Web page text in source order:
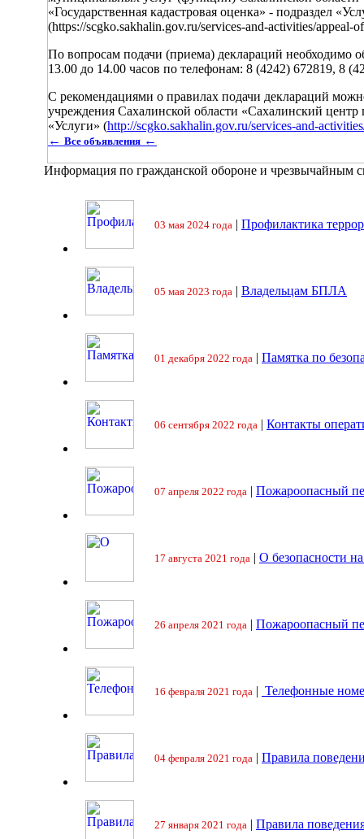
«Государственная кадастровая оценка» - подраздел
(https://scgko.sakhalin.gov.ru/services-and-activities/appeal-
По вопросам подачи (приема) деклараций необходимо
13.00 до 14.00 часов по телефонам: 8 (4242) 672819, 8
С рекомендациями о правилах подачи деклараций
учреждения Сахалинской области «Сахалинский центр
«Услуги» (http://scgko.sakhalin.gov.ru/services-and-
← Все объявления ←
Информация по гражданской обороне и чрезвычайным
03 мая 2024 года | Профилактика
05 мая 2023 года | Владельцам БПЛА
01 декабря 2022 года | Памятка по
06 сентября 2022 года | Контакты
07 апреля 2022 года | Пожароопасный
17 августа 2021 года | О безопасности
26 апреля 2021 года | Пожароопасный
16 февраля 2021 года | Телефонные
04 февраля 2021 года | Правила
27 января 2021 года | Правила